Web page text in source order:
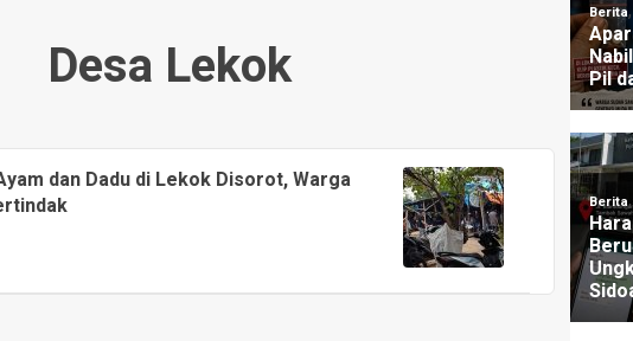
Desa Lekok
dan Dadu di Lekok Disorot, Warga